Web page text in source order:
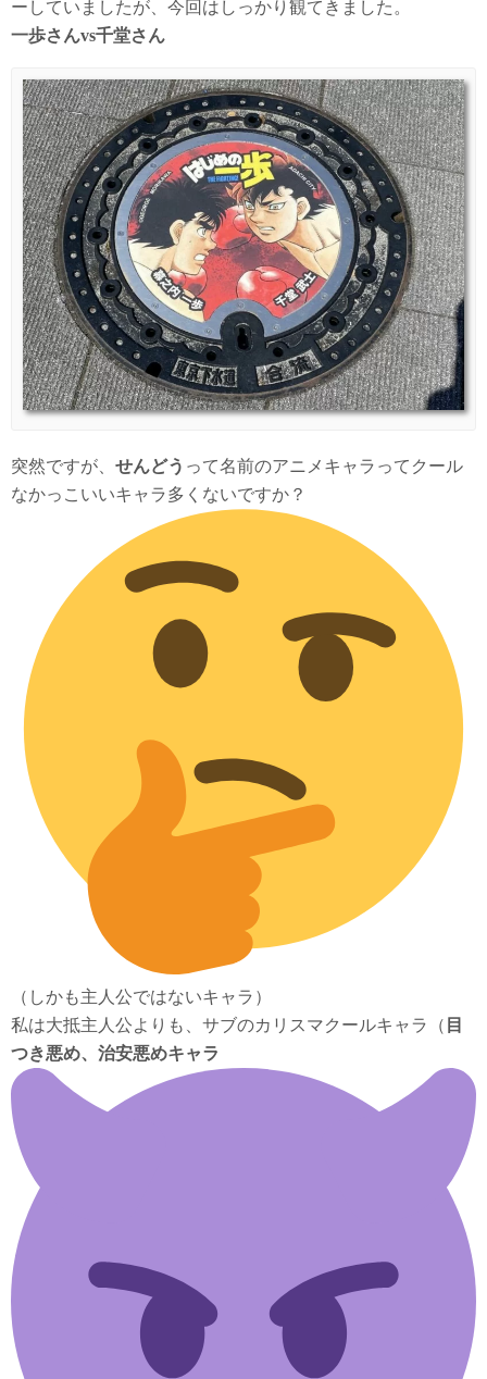
ーしていましたが、今回はしっかり観てきました。
一歩さんvs千堂さん
突然ですが、 せんどう って名前のアニメキャラってクール
なかっこいいキャラ多くないですか？
（しかも主人公ではないキャラ）
私は大抵主人公よりも、サブのカリスマクールキャラ（ 目
つき悪め、治安悪めキャラ